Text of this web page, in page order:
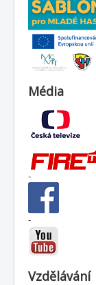
Média
-
-
Vzdělávání